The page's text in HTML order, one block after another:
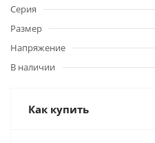
Серия
Размер
Напряжение
В наличии
Как купить